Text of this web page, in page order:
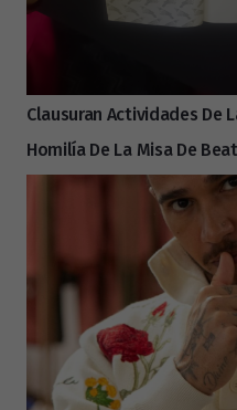
Clausuran Actividades De
Homilía De La Misa De